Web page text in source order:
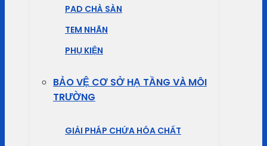
PAD CHÀ SÀN
TEM NHÃN
PHỤ KIỆN
BẢO VỆ CƠ SỞ HẠ TẦNG VÀ MÔI
TRƯỜNG
GIẢI PHÁP CHỨA HÓA CHẤT